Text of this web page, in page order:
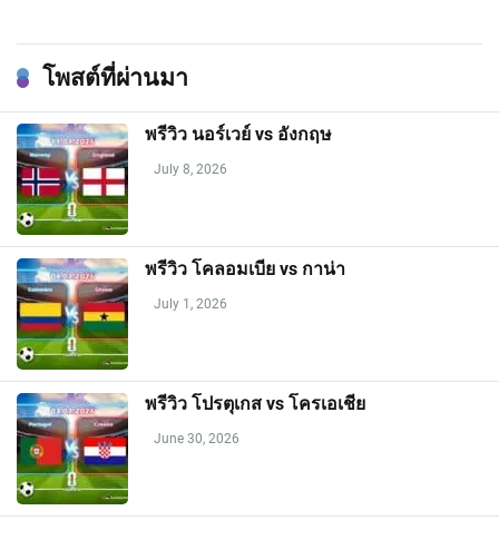
โพสต์ที่ผ่านมา
พรีวิว นอร์เวย์ vs อังกฤษ
July 8, 2026
พรีวิว โคลอมเบีย vs กาน่า
July 1, 2026
พรีวิว โปรตุเกส vs โครเอเชีย
June 30, 2026